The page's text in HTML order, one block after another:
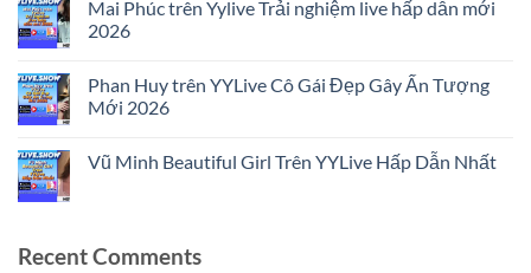
Trải
Nghiệm
Livestream
on
Trịnh
Khang
Cô
Gái
Đẹp
Nghiệm
Mai Phúc trên Yylive Trải nghiệm live hấp dẫn mới
2026
on
Mai
Phúc
Trải
2026
Phan Huy trên YYLive Cô Gái Đẹp Gây Ấn Tượng
Mới 2026
on
Gái
Đẹp
Vũ Minh Beautiful Girl Trên YYLive Hấp Dẫn Nhất
Minh
Beautiful
Recent Comments